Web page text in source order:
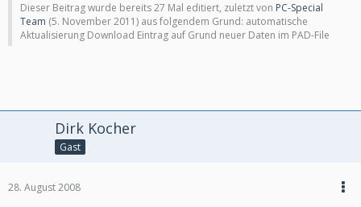
Dieser Beitrag wurde bereits 27 Mal editiert, zuletzt von PC-Special
Team (5. November 2011) aus folgendem Grund: automatische
Aktualisierung Download Eintrag auf Grund neuer Daten im PAD-File
Dirk Kocher
Gast
28. August 2008